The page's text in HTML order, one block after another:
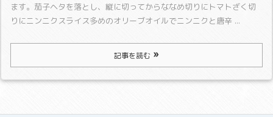
ます。 茄子ヘタを落とし、縦に切ってからななめ切りにトマトざく切
りにニンニクスライス多めのオリーブオイルでニンニクと唐辛 ...
記事を読む